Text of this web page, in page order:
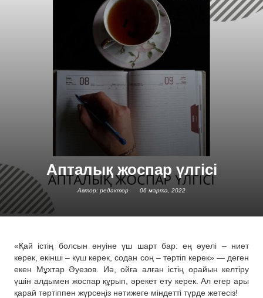
Апталық жоспар үлгісі
Автор: редактор 06 марта, 2022
«Қай істің болсын өнуіне үш шарт бар: ең әуелі – ниет
керек, екінші – күш керек, содан соң – тәртіп керек» — деген
екен Мұхтар Әуезов. Иә, ойға алған істің орайын келтіру
үшін алдымен жоспар құрып, әрекет ету керек. Ал егер ары
қарай тәртіппен жүрсеңіз нәтижеге міндетті түрде жетесіз!